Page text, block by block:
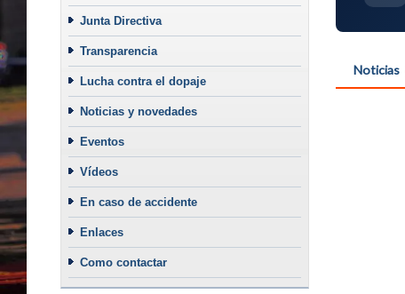
Junta Directiva
Transparencia
Lucha contra el dopaje
Noticias y novedades
Eventos
Vídeos
En caso de accidente
Enlaces
Como contactar
Noticias